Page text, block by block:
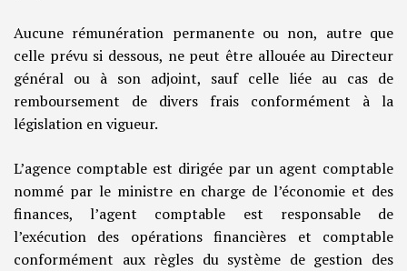
Aucune rémunération permanente ou non, autre que
celle prévu si dessous, ne peut être allouée au Directeur
général ou à son adjoint, sauf celle liée au cas de
remboursement de divers frais conformément à la
législation en vigueur.
L’agence comptable est dirigée par un agent comptable
nommé par le ministre en charge de l’économie et des
finances, l’agent comptable est responsable de
l’exécution des opérations financières et comptable
conformément aux règles du système de gestion des